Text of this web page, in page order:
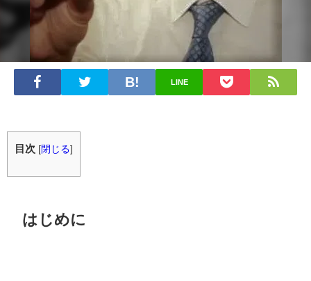
LINE
目次 [閉じる]
はじめに